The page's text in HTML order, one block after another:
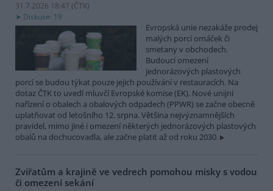
31.7.2026 18:47 (ČTK)
Diskuse: 19
Evropská unie nezakáže prodej
malých porcí omáček či
smetany v obchodech.
Budoucí omezení
jednorázových plastových
porcí se budou týkat pouze jejich používání v restauracích. Na
dotaz ČTK to uvedl mluvčí Evropské komise (EK). Nové unijní
nařízení o obalech a obalových odpadech (PPWR) se začne obecně
uplatňovat od letošního 12. srpna. Většina nejvýznamnějších
pravidel, mimo jiné i omezení některých jednorázových plastových
obalů na dochucovadla, ale začne platit až od roku 2030.
Zvířatům a krajině ve vedrech pomohou misky s vodou
či omezení sekání